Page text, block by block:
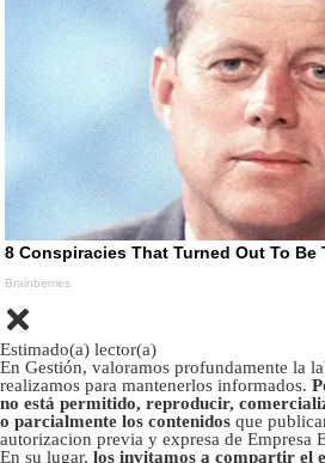
Estimado(a) lector(a)
En Gestión, valoramos profundamente la
realizamos para mantenerlos informados.
no está permitido, reproducir,
o parcialmente los contenidos que
autorizacion previa y expresa de Empresa
En su lugar, los invitamos a compartir el